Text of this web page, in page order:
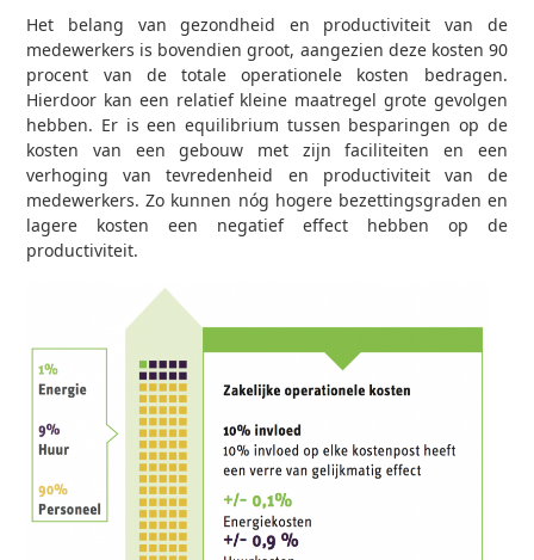
Het belang van gezondheid en productiviteit van de
medewerkers is bovendien groot, aangezien deze kosten 90
procent van de totale operationele kosten bedragen.
Hierdoor kan een relatief kleine maatregel grote gevolgen
hebben. Er is een equilibrium tussen besparingen op de
kosten van een gebouw met zijn faciliteiten en een
verhoging van tevredenheid en productiviteit van de
medewerkers. Zo kunnen nóg hogere bezettingsgraden en
lagere kosten een negatief effect hebben op de
productiviteit.